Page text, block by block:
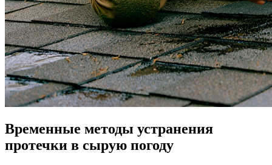
Временные методы устранения
протечки в сырую погоду